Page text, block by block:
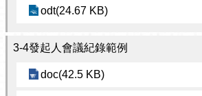
odt(24.67 KB)
3-4發起人會議紀錄範例
doc(42.5 KB)